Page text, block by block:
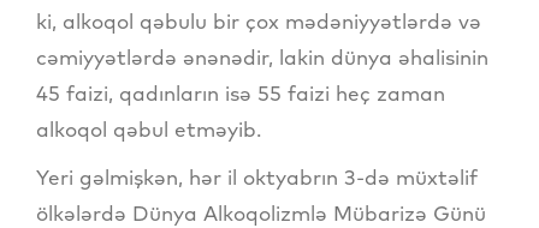
ki, alkoqol qəbulu bir çox mədəniyyətlərdə və
cəmiyyətlərdə ənənədir, lakin dünya əhalisinin
45 faizi, qadınların isə 55 faizi heç zaman
alkoqol qəbul etməyib.
Yeri gəlmişkən, hər il oktyabrın 3-də müxtəlif
ölkələrdə Dünya Alkoqolizmlə Mübarizə Günü